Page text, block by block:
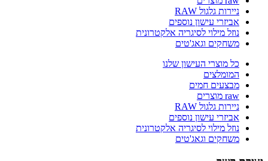
ניירות גלגול RAW
אביזרי עישון נוספים
נוזל מילוי לסיגריה אלקטרונית
משחקים וגאג'טים
כל מוצרי העישון שלנו
המומלצים
מבצעים חמים
raw מוצרים
ניירות גלגול RAW
אביזרי עישון נוספים
נוזל מילוי לסיגריה אלקטרונית
משחקים וגאג'טים